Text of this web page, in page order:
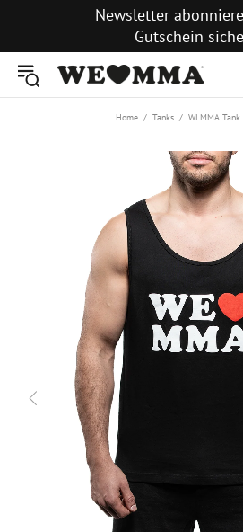
Newsletter
Gutschein
Home Tanks WLMMA